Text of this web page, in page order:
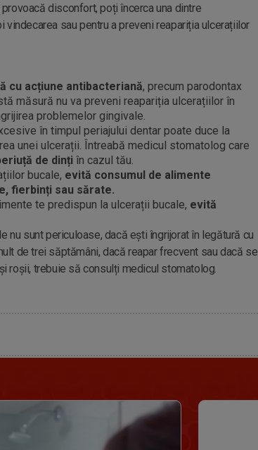
disconfort, poți încerca una dintre
vindecarea sau pentru a preveni reapariția ulcerațiilor
cu acțiune antibacteriană, precum parodontax
măsură nu va preveni reapariția ulcerațiilor în
problemelor gingivale.
în timpul periajului dentar poate duce la
unei ulcerații. Întreabă medicul stomatolog care
de dinți în cazul tău.
bucale, evită consumul de alimente
fierbinți sau sărate.
te predispun la ulcerații bucale, evită
nu sunt periculoase, dacă ești îngrijorat în legătură cu
de trei săptămâni, dacă reapar frecvent sau dacă se
roșii, trebuie să consulți medicul stomatolog.